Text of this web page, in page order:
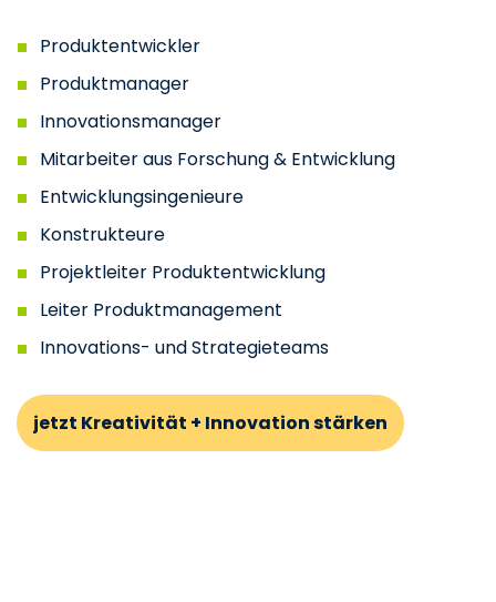
Produktentwickler
Produktmanager
Innovationsmanager
Mitarbeiter aus Forschung & Entwicklung
Entwicklungsingenieure
Konstrukteure
Projektleiter Produktentwicklung
Leiter Produktmanagement
Innovations- und Strategieteams
jetzt Kreativität + Innovation stärken